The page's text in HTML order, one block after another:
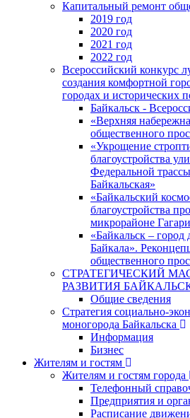
Капитальный ремонт
2019 год
2020 год
2021 год
2022 год
Всероссийский конкурс
создания комфортной
городах и исторических
Байкальск -
«Верхняя
общественного
«Укрощение
благоустройства
Федеральной
Байкальская»
«Байкальский
благоустройства
микрорайоне
«Байкальск – город
Байкала».
общественного
СТРАТЕГИЧЕСКИЙ
РАЗВИТИЯ
Общие сведения
Стратегия социально-
моногорода Байкальска
Информация
Бизнес
Жителям и гостям
Жителям и гостям города
Телефонный
Предприятия и
Расписание